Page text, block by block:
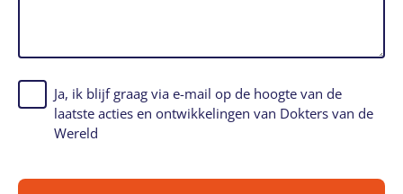
Ja, ik blijf graag via e-mail op de hoogte van de
laatste acties en ontwikkelingen van Dokters van de
Wereld